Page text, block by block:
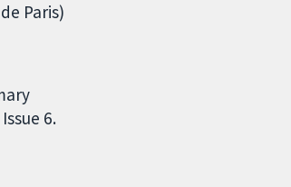
Paris)
6.